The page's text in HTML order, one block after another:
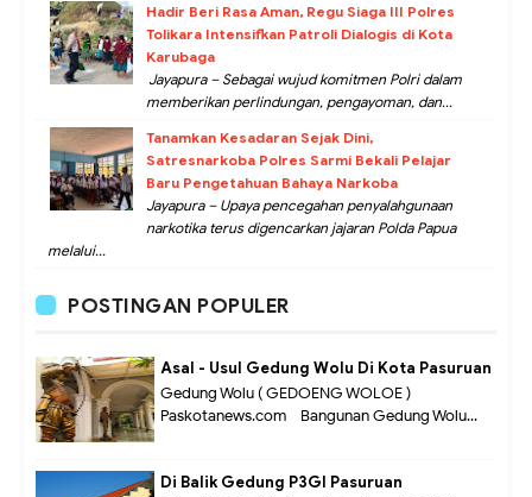
Hadir Beri Rasa Aman, Regu Siaga III Polres
Tolikara Intensifkan Patroli Dialogis di Kota
Karubaga
Jayapura – Sebagai wujud komitmen Polri dalam
memberikan perlindungan, pengayoman, dan...
Tanamkan Kesadaran Sejak Dini,
Satresnarkoba Polres Sarmi Bekali Pelajar
Baru Pengetahuan Bahaya Narkoba
Jayapura – Upaya pencegahan penyalahgunaan
narkotika terus digencarkan jajaran Polda Papua
melalui...
POSTINGAN POPULER
Asal - Usul Gedung Wolu Di Kota Pasuruan
Gedung Wolu ( GEDOENG WOLOE )
Paskotanews.com - Bangunan Gedung Wolu...
Di Balik Gedung P3GI Pasuruan